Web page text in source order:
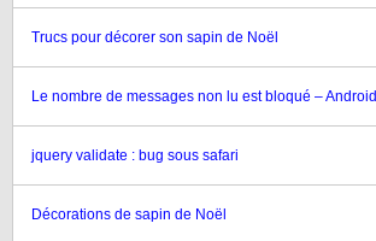
Trucs pour décorer son sapin de Noël
Le nombre de messages non lu est bloqué – Android
jquery validate : bug sous safari
Décorations de sapin de Noël